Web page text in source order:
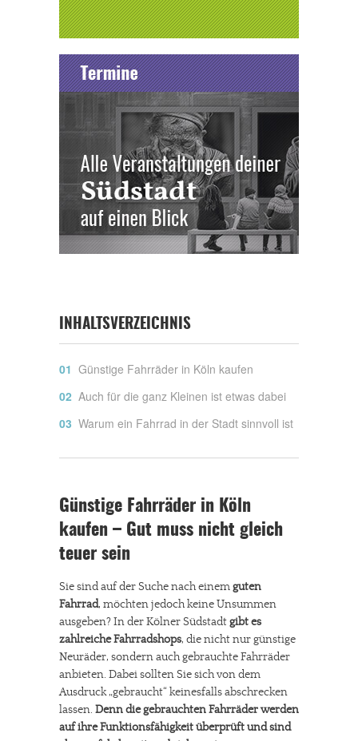
INHALTSVERZEICHNIS
Günstige Fahrräder in Köln kaufen
Auch für die ganz Kleinen ist etwas dabei
Warum ein Fahrrad in der Stadt sinnvoll ist
Günstige Fahrräder in Köln
kaufen – Gut muss nicht gleich
teuer sein
Sie sind auf der Suche nach einemguten
Fahrrad, möchten jedoch keine Unsummen
ausgeben? In der Kölner Südstadtgibt es
zahlreiche Fahrradshops, die nicht nur günstige
Neuräder, sondern auch gebrauchte Fahrräder
anbieten. Dabei sollten Sie sich von dem
Ausdruck „gebraucht“ keinesfalls abschrecken
lassen. Denn die gebrauchten Fahrräder werden
auf ihre Funktionsfähigkeit überprüft und sind